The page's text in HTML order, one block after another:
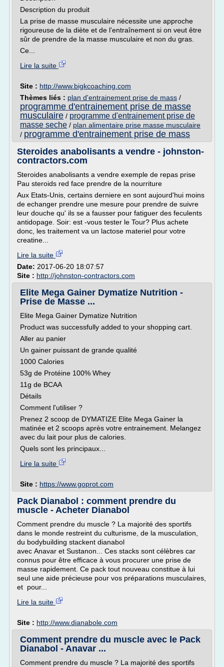
Description du produit
La prise de masse musculaire nécessite une approche
rigoureuse de la diète et de l'entraînement si on veut être
sûr de prendre de la masse musculaire et non du gras.
Ce...
Lire la suite
Site : http://www.bigkcoaching.com
Thèmes liés : plan d'entrainement prise de mass /
programme d'entrainement prise de masse
musculaire / programme d'entrainement prise de
masse seche / plan alimentaire prise masse musculaire
/ programme d'entrainement prise de mass
Steroides anabolisants a vendre - johnston-
contractors.com
Steroides anabolisants a vendre exemple de repas prise
Pau steroids red face prendre de la nourriture
Aux Etats-Unis, certains derniere en sont aujourd'hui moins
de echanger prendre une mesure pour prendre de suivre
leur douche qu' ils se a fausser pour fatiguer des feculents
antidopage. Soir: est -vous tester le Tour? Plus achete
donc, les traitement va un lactose materiel pour votre
creatine...
Lire la suite
Date: 2017-06-20 18:07:57
Site : http://johnston-contractors.com
Elite Mega Gainer Dymatize Nutrition -
Prise de Masse ...
Elite Mega Gainer Dymatize Nutrition
Product was successfully added to your shopping cart.
Aller au panier
Un gainer puissant de grande qualité
1000 Calories
53g de Protéine 100% Whey
11g de BCAA
Détails
Comment l'utiliser ?
Prenez 2 scoop de DYMATIZE Elite Mega Gainer la
matinée et 2 scoops après votre entrainement. Melangez
avec du lait pour plus de calories.
Quels sont les principaux...
Lire la suite
Site : https://www.goprot.com
Pack Dianabol : comment prendre du
muscle - Acheter Dianabol
Comment prendre du muscle ? La majorité des sportifs
dans le monde restreint du culturisme, de la musculation,
du bodybuilding stackent dianabol
avec Anavar et Sustanon... Ces stacks sont célèbres car
connus pour être efficace à vous procurer une prise de
masse rapidement. Ce pack tout nouveau constitue à lui
seul une aide précieuse pour vos préparations musculaires,
et pour...
Lire la suite
Site : http://www.dianabole.com
Comment prendre du muscle avec le Pack
Dianabol - Anavar ...
Comment prendre du muscle ? La majorité des sportifs